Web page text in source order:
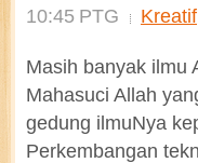
10:45 PTG Kreatif
Masih banyak ilmu
Mahasuci Allah
gedung ilmuNya
Perkembangan